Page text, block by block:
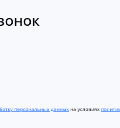
персональных данных на условиях